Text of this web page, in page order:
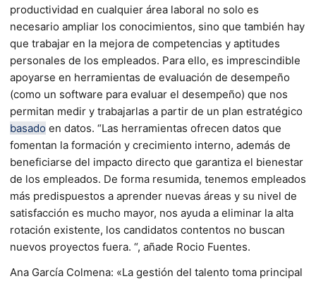
productividad en cualquier área laboral no solo es
necesario ampliar los conocimientos, sino que también hay
que trabajar en la mejora de competencias y aptitudes
personales de los empleados. Para ello, es imprescindible
apoyarse en herramientas de evaluación de desempeño
(como un software para evaluar el desempeño) que nos
permitan medir y trabajarlas a partir de un plan estratégico
basado en datos. “Las herramientas ofrecen datos que
fomentan la formación y crecimiento interno, además de
beneficiarse del impacto directo que garantiza el bienestar
de los empleados. De forma resumida, tenemos empleados
más predispuestos a aprender nuevas áreas y su nivel de
satisfacción es mucho mayor, nos ayuda a eliminar la alta
rotación existente, los candidatos contentos no buscan
nuevos proyectos fuera. “, añade Rocio Fuentes.
Ana García Colmena: «La gestión del talento toma principal